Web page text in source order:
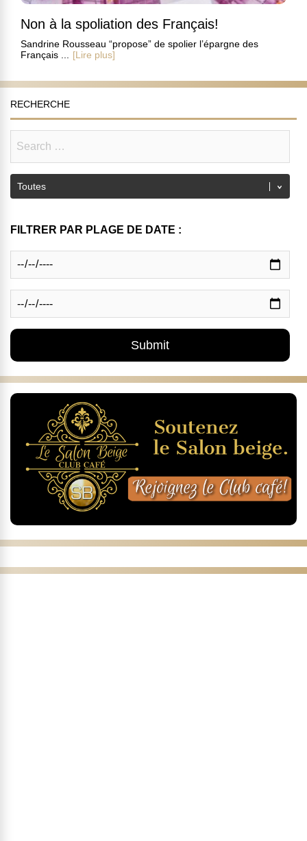
Non à la spoliation des Français!
Sandrine Rousseau “propose” de spolier l’épargne des
Français ...
[Lire plus]
RECHERCHE
FILTRER PAR PLAGE DE DATE :